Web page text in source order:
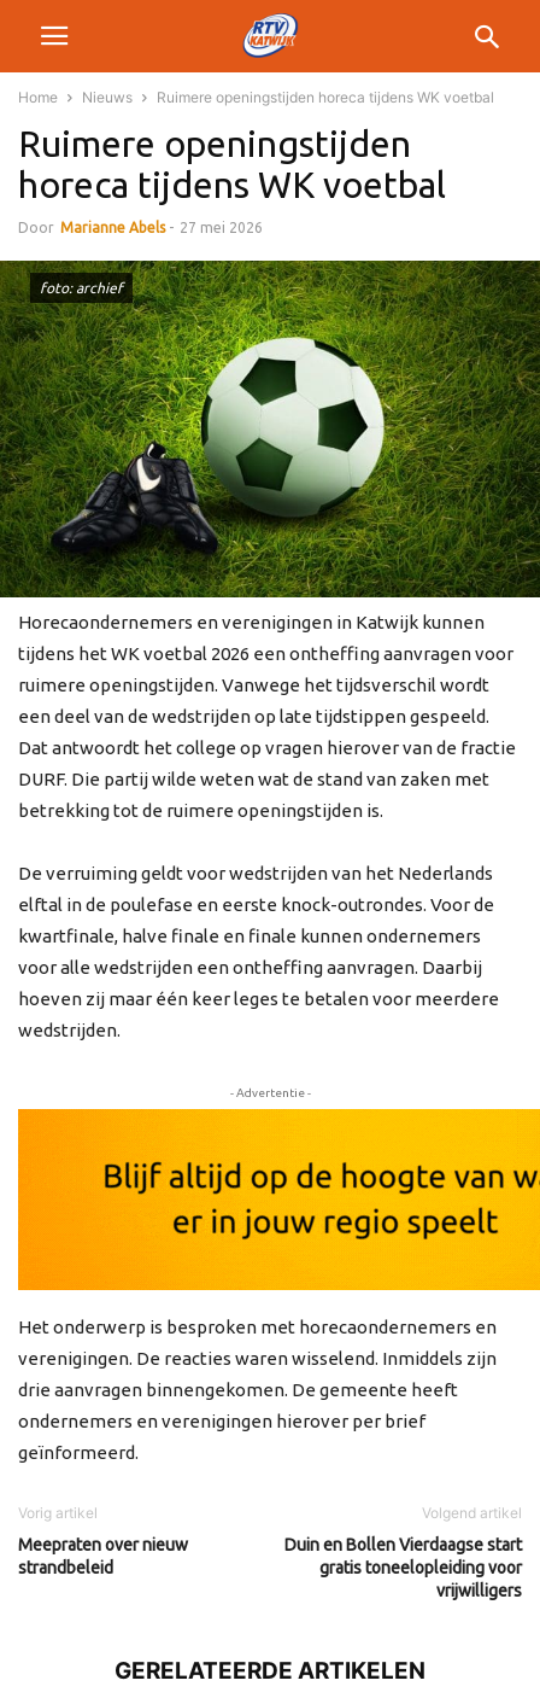
Home Nieuws Ruimere openingstijden horeca tijdens WK voetbal
Ruimere openingstijden
horeca tijdens WK voetbal
Door Marianne Abels - 27 mei 2026
foto: archief
Horecaondernemers en verenigingen in Katwijk kunnen
tijdens het WK voetbal 2026 een ontheffing aanvragen voor
ruimere openingstijden. Vanwege het tijdsverschil wordt
een deel van de wedstrijden op late tijdstippen gespeeld.
Dat antwoordt het college op vragen hierover van de fractie
DURF. Die partij wilde weten wat de stand van zaken met
betrekking tot de ruimere openingstijden is.
De verruiming geldt voor wedstrijden van het Nederlands
elftal in de poulefase en eerste knock-outrondes. Voor de
kwartfinale, halve finale en finale kunnen ondernemers
voor alle wedstrijden een ontheffing aanvragen. Daarbij
hoeven zij maar één keer leges te betalen voor meerdere
wedstrijden.
- Advertentie -
Het onderwerp is besproken met horecaondernemers en
verenigingen. De reacties waren wisselend. Inmiddels zijn
drie aanvragen binnengekomen. De gemeente heeft
ondernemers en verenigingen hierover per brief
geïnformeerd.
Vorig artikel
Meepraten over nieuw
strandbeleid
Volgend artikel
Duin en Bollen Vierdaagse start
gratis toneelopleiding voor
vrijwilligers
GERELATEERDE ARTIKELEN